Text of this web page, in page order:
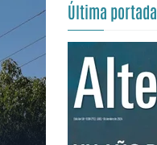
Última portada